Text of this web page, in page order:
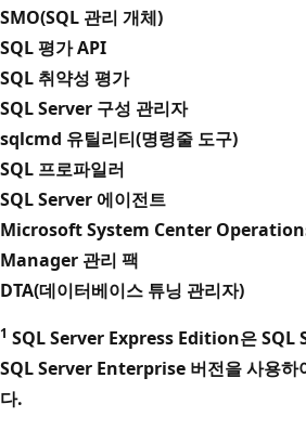
SMO(SQL 관리 개체)
SQL 평가 API
SQL 취약성 평가
SQL Server 구성 관리자
sqlcmd 유틸리티(명령줄 도구)
SQL 프로파일러
SQL Server 에이전트
Microsoft System Center
Manager 관리 팩
DTA(데이터베이스 튜닝 관리자)
1 SQL Server Express Edition은 SQL
SQL Server Enterprise 버전을 사용하
다.